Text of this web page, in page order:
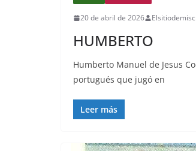
20 de abril de 2026
HUMBERTO
Humberto Manuel de Jesus
portugués que jugó en
Leer más